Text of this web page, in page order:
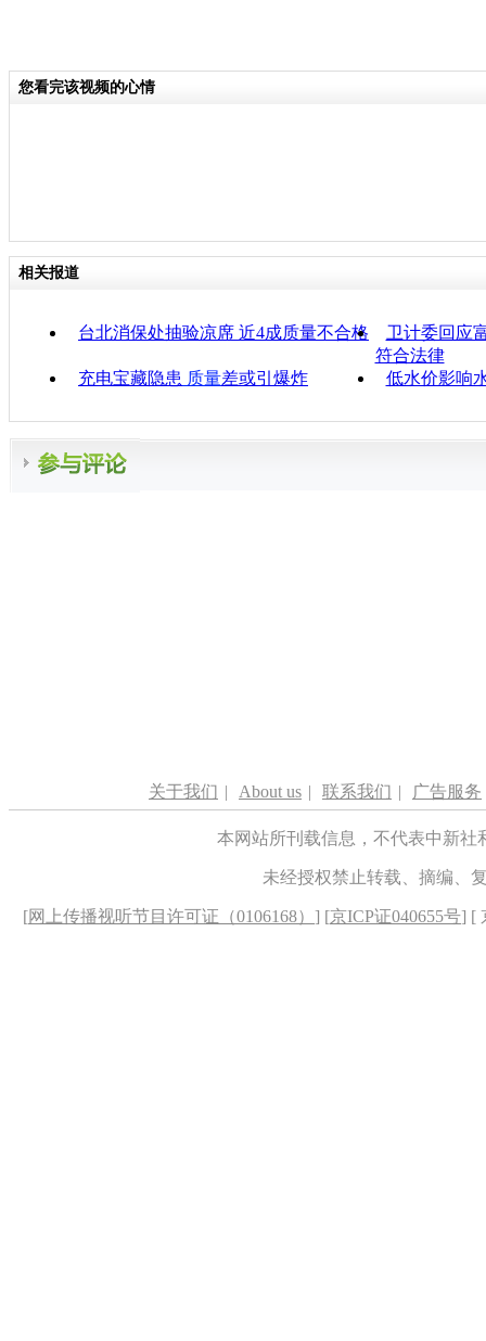
您看完该视频的心情
相关报道
台北消保处抽验凉席 近4成质量不合格
卫计委回应
符合法律
充电宝藏隐患 质量差或引爆炸 低水价影响
关于我们 | About us | 联系我们 | 广告服务
本网站所刊载信息，不代表中新
未经授权禁止转载、摘编、
[网上传播视听节目许可证（0106168） ] [京ICP证040655号] [